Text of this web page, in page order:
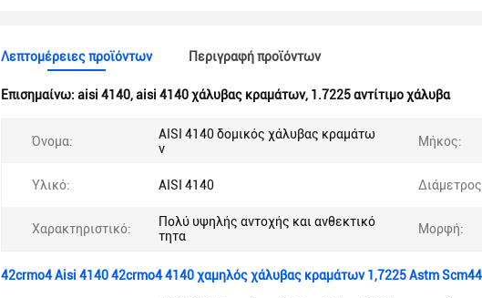
Λεπτομέρειες προϊόντων Περιγραφή προϊόντων
Επισημαίνω: aisi 4140,aisi 4140 χάλυβας κραμάτων, 1.7225 αντίτιμο χάλυβα
Όνομα:
AISI 4140 δομικός χάλυβας κραμάτω
ν
Μήκος:
Υλικό: AISI 4140
Χαρακτηριστικό:
Πολύ υψηλής αντοχής και ανθεκτικό
τητα
Μορφή:
42crmo4 Aisi 4140 42crmo4 4140 χαμηλός χάλυβας κραμάτων 1,7225 Astm